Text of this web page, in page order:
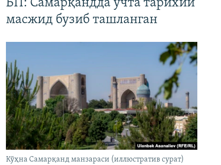
БП: Самарқандда учта тарихий
масжид бузиб ташланган
Кўҳна Самарқанд манзараси (иллюстратив сурат)